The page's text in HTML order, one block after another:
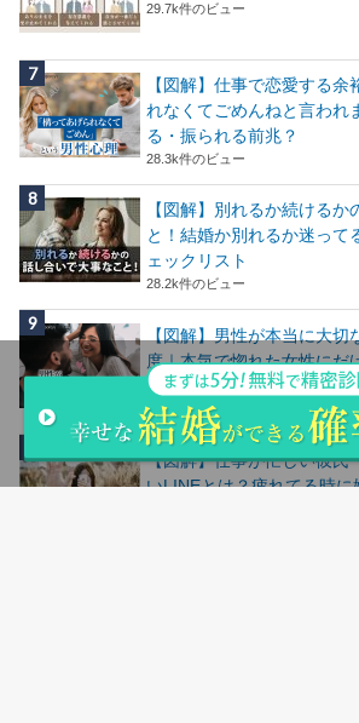
29.7k件のビュー
【図解】仕事で恋愛する
れなくてごめんねと言われ
る・振られる前兆？
28.3k件のビュー
【図解】別れるか続けるか
と！結婚か別れるか迷って
ェックリスト
28.2k件のビュー
【図解】男性が本当に大
度｜本気で惚れた女性にだ
ョン
24.7k件のビュー
【図解】仕事が忙しい彼氏
いLINEとは？疲れてる時